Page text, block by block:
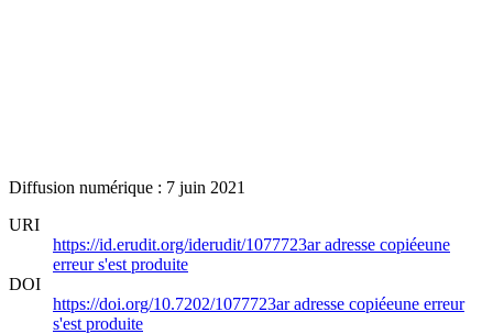
Diffusion numérique : 7 juin 2021
URI
https://id.erudit.org/iderudit/1077723aradresse copiéeune
erreur s'est produite
DOI
https://doi.org/10.7202/1077723aradresse copiéeune erreur
s'est produite